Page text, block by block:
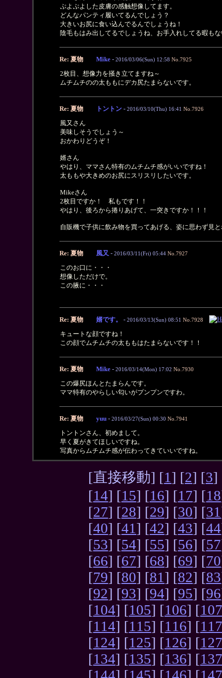
ぷよぷよした皮膚の感触想像してます。
どんなパンティ履いてるんでしょう？
大きいお尻に食い込んでるんでしょうね！
陰毛もはみ出してるでしょうね、お手入れしてる暇も
Re: 夏物 Mike - 2016/03/06(Sun) 12:58 No.7925
2枚目、想像力を掻き立てますね～
ムチムチのの太ももにデカ尻たまらないです。
Re: 夏物 トントン - 2016/03/10(Thu) 16:41 No.7926
風又さん
美味しそうでしょう～
おかわりどうぞ！
婿さん
やはり、ママさん特有のムチムチ感がいいですね！
太ももや大きめのお尻にスリスリしたいです。
Mikeさん
2枚目ですか！ 私もです！！
やはり、後ろから捲りあげて、一突きですか！！！
自販機で子供に飲み物を買ってあげる、姿に思わず見
Re: 夏物 風又 - 2016/03/11(Fri) 05:44 No.7927
このお口に・・・
想像しただけで。
この腋に・・・
Re: 夏物 婿です。 - 2016/03/13(Sun) 08:51 No.7928
キュートな顔ですね！
この顔でムチムチの太ももはたまらないです！！
Re: 夏物 Mike - 2016/03/14(Mon) 17:02 No.7930
この爆尻ほんとたまらんです。
ママ特有のやらしい匂いがプンプンですわ。
Re: 夏物 yuu - 2016/03/27(Sun) 00:30 No.7941
トントンさん、初めまして。
早く夏がきてほしいですね。
写真からムチムチ感が伝わってきていいですね。
[直接移動] [1 ] [2] [3]
[14] [15] [16] [17] [18
[27] [28] [29] [30] [31
[40] [41 ] [42] [43] [44
[53] [54] [55] [56] [57
[66] [67] [68] [69] [70
[79] [80] [81 ] [82] [83
[92] [93] [94] [95] [96
[104] [105] [106] [107
[114] [115] [116] [117
[124] [125] [126] [127
[134] [135] [136] [137